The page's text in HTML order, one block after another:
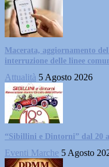
Macerata, aggiornamento
interruzione delle linee
Attualità 5 Agosto 2026
“Sibillini e Dintorni” dal 20
Eventi Marche 5 Agosto